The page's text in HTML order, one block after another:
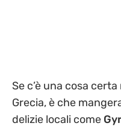
Se c’è una cosa
Grecia, è che
delizie locali come